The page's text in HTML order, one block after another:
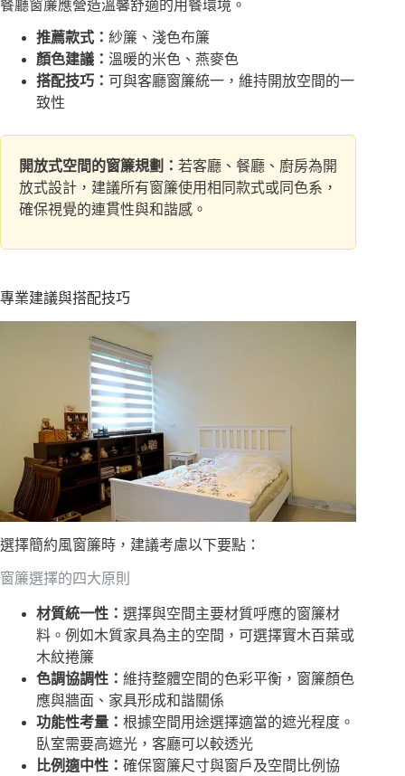
餐廳窗簾應營造溫馨舒適的用餐環境。
推薦款式： 紗簾、淺色布簾
顏色建議： 溫暖的米色、燕麥色
搭配技巧： 可與客廳窗簾統一，維持開放空間的一
致性
開放式空間的窗簾規劃： 若客廳、餐廳、廚房為開
放式設計，建議所有窗簾使用相同款式或同色系，
確保視覺的連貫性與和諧感。
專業建議與搭配技巧
選擇簡約風窗簾時，建議考慮以下要點：
窗簾選擇的四大原則
材質統一性： 選擇與空間主要材質呼應的窗簾材
料。例如木質家具為主的空間，可選擇實木百葉或
木紋捲簾
色調協調性： 維持整體空間的色彩平衡，窗簾顏色
應與牆面、家具形成和諧關係
功能性考量： 根據空間用途選擇適當的遮光程度。
臥室需要高遮光，客廳可以較透光
比例適中性： 確保窗簾尺寸與窗戶及空間比例協